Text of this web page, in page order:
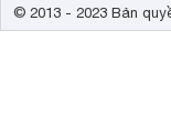
© 2013 - 2023 Bản